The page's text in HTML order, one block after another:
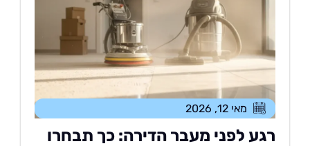
מאי 12, 2026
לפני מעבר הדירה: כך תבחרו